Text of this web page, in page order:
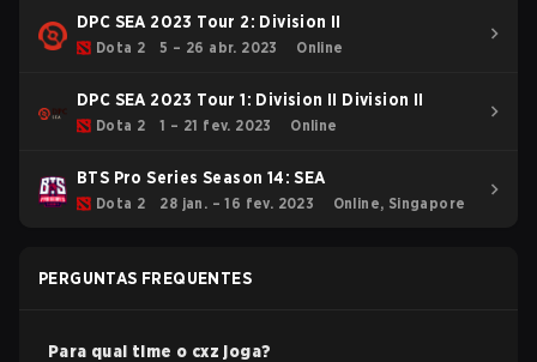
DPC SEA 2023 Tour 2: Division II
Dota 2 5 – 26 abr. 2023 Online
DPC SEA 2023 Tour 1: Division II Division II
Dota 2 1 – 21 fev. 2023 Online
BTS Pro Series Season 14: SEA
Dota 2 28 jan. – 16 fev. 2023 Online, Singapore
PERGUNTAS FREQUENTES
Para qual time o cxz joga?